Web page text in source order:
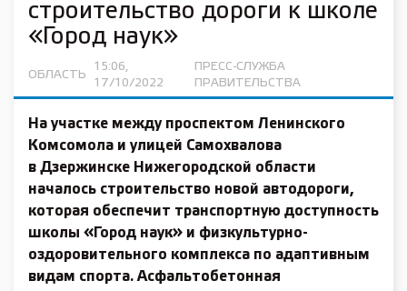
строительство дороги к школе
«Город наук»
ОБЛАСТЬ
15:06,
17/10/2022
ПРЕСС-СЛУЖБА
ПРАВИТЕЛЬСТВА
На участке между проспектом Ленинского
Комсомола и улицей Самохвалова
в Дзержинске Нижегородской области
началось строительство новой автодороги,
которая обеспечит транспортную доступность
школы «Город наук» и физкультурно-
оздоровительного комплекса по адаптивным
видам спорта. Асфальтобетонная